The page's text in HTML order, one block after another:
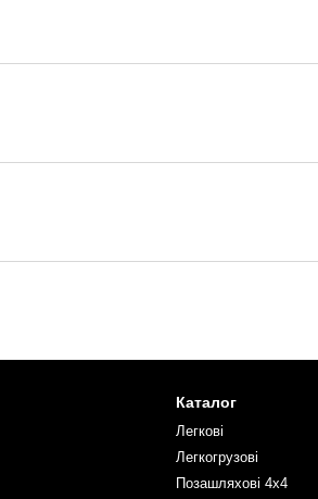
Каталог
Легкові
Легкогрузові
Позашляхові 4х4